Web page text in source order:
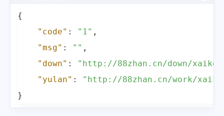
{
"code" : "1" ,
"msg" : "" ,
"down" :
"http://88zhan.cn/down/
"yulan" :
"http://88zhan.cn/work/
}